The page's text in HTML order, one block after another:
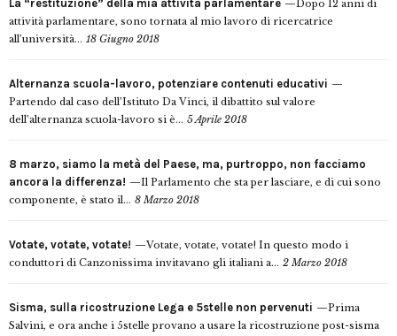
La “restituzione” della mia attività parlamentare
Dopo 12 anni di
attività parlamentare, sono tornata al mio lavoro di ricercatrice
all’università... 18 Giugno 2018
Alternanza scuola-lavoro, potenziare contenuti educativi
Partendo dal caso dell’Istituto Da Vinci, il dibattito sul valore
dell’alternanza scuola-lavoro si è... 5 Aprile 2018
8 marzo, siamo la metà del Paese, ma, purtroppo, non facciamo
ancora la differenza!
Il Parlamento che sta per lasciare, e di cui sono
componente, è stato il... 8 Marzo 2018
Votate, votate, votate!
Votate, votate, votate! In questo modo i
conduttori di Canzonissima invitavano gli italiani a... 2 Marzo 2018
Sisma, sulla ricostruzione Lega e 5stelle non pervenuti
Prima
Salvini, e ora anche i 5stelle provano a usare la ricostruzione post-sisma